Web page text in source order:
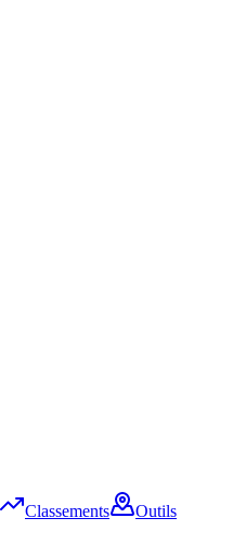
Classements
Outils